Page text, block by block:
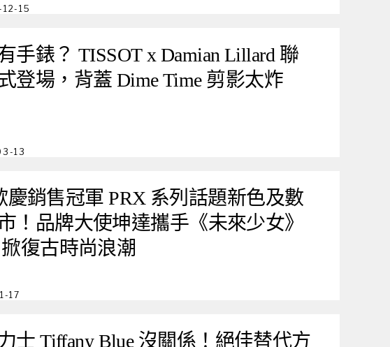
15
手錶？ TISSOT x Damian Lillard 聯
登場，背蓋 Dime Time 剪影太炸
13
慶銷售冠軍 PRX 系列話題新色及數
！品牌大使坤達攜手《未來少女》
復古時尚浪潮
17
士 Tiffany Blue 沒關係！絕佳替代方